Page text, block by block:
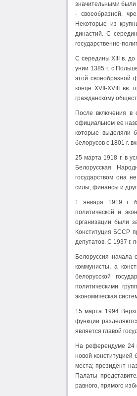
значительными были
- своеобразной,
Некоторые из
династий. С
государственно-
С середины ХІІІ в.
унии 1385 г. с
этой своеобразной
конце ХVІІ-ХVІІІ
гражданскому
После включения в
официальном ее
которые выделяли
белорусов с 1801 г.
25 марта 1918 г. в
Белорусская
государством она
силы, финансы и
1 января 1919 г.
политической и
организации были
Конституция БССР
депутатов. С 1937 г.
Белоруссия начала
коммунисты, а
белорусской
политическими
экономическая
15 марта 1994
функции
является главой
На референдуме 24
новой
места; президент
Палаты
равного, прямого